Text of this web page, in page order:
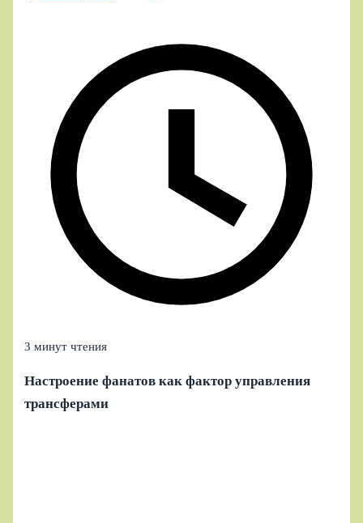
3 минут чтения
Настроение фанатов как фактор управления
трансферами